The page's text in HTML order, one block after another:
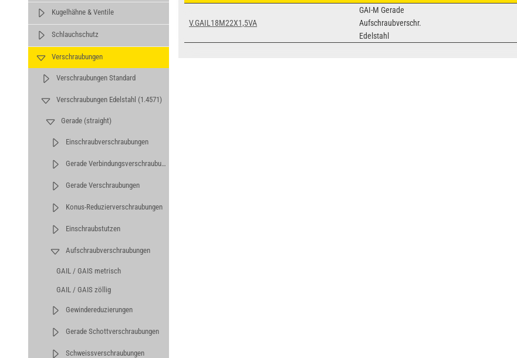
Kugelhähne & Ventile
Schlauchschutz
Verschraubungen
Verschraubungen Standard
Verschraubungen Edelstahl (1.4571)
Gerade (straight)
Einschraubverschraubungen
Gerade Verbindungsverschraubungen
Gerade Verschraubungen
Konus-Reduzierverschraubungen
Einschraubstutzen
Aufschraubverschraubungen
GAIL / GAIS metrisch
GAIL / GAIS zöllig
Gewindereduzierungen
Gerade Schottverschraubungen
Schweissverschraubungen
V.GAIL18M22X1,5VA
GAI-M Gerade
Aufschraubverschr.
Edelstahl